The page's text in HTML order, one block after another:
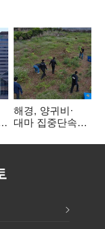
해경, 양귀비·
대마 집중단속…
249명 검거